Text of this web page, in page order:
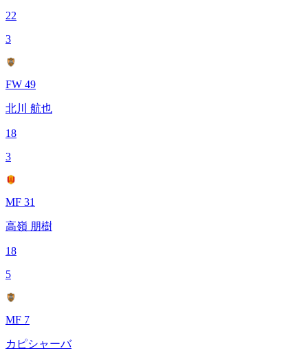
22
3
FW 49
北川 航也
18
3
MF 31
高嶺 朋樹
18
5
MF 7
カピシャーバ